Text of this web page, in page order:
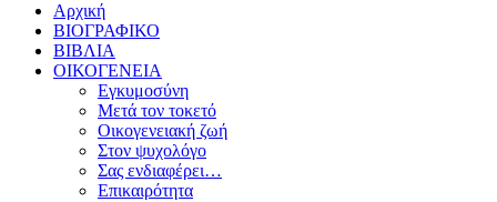
Αρχική
ΒΙΟΓΡΑΦΙΚΟ
ΒΙΒΛΙΑ
ΟΙΚΟΓΕΝΕΙΑ
Εγκυμοσύνη
Μετά τον τοκετό
Οικογενειακή ζωή
Στον ψυχολόγο
Σας ενδιαφέρει…
Επικαιρότητα